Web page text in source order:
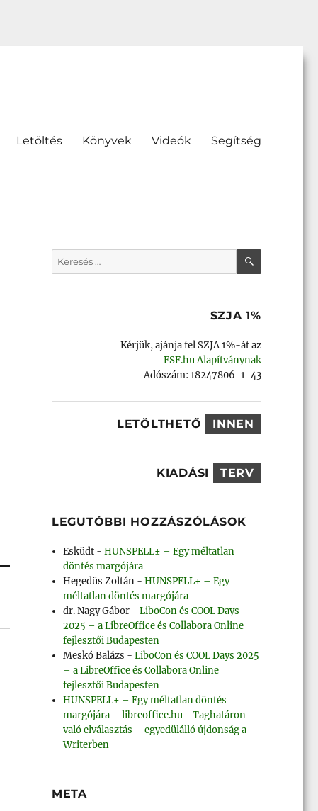
Letöltés Könyvek Videók Segítség
Keresés
a
KERESÉS
SZJA 1%
Kérjük, ajánja fel SZJA 1%-át az
FSF.hu Alapítványnak
Adószám: 18247806-1-43
LETÖLTHETŐ INNEN
KIADÁSI TERV
LEGUTÓBBI HOZZÁSZÓLÁSOK
Esküdt -HUNSPELL± – Egy méltatlan
döntés margójára
Hegedüs Zoltán -HUNSPELL± – Egy
méltatlan döntés margójára
dr. Nagy Gábor -LiboCon és COOL Days
2025 – a LibreOffice és Collabora Online
fejlesztői Budapesten
Meskó Balázs -LiboCon és COOL Days 2025
– a LibreOffice és Collabora Online
fejlesztői Budapesten
HUNSPELL± – Egy méltatlan döntés
margójára – libreoffice.hu -Taghatáron
való elválasztás – egyedülálló újdonság a
Writerben
META